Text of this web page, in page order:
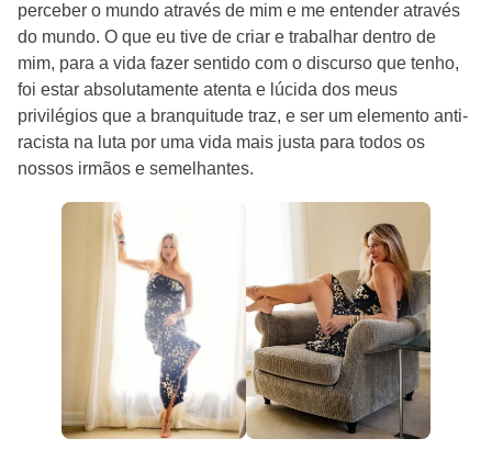
perceber o mundo através de mim e me entender através
do mundo. O que eu tive de criar e trabalhar dentro de
mim, para a vida fazer sentido com o discurso que tenho,
foi estar absolutamente atenta e lúcida dos meus
privilégios que a branquitude traz, e ser um elemento anti-
racista na luta por uma vida mais justa para todos os
nossos irmãos e semelhantes.